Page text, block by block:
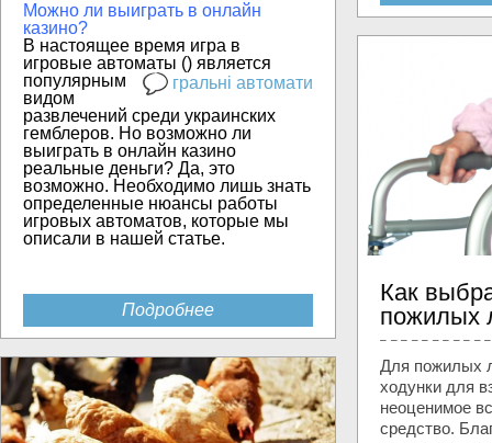
Можно ли выиграть в онлайн
казино?
В настоящее время игра в
игровые автоматы (
гральні автомати
) является
популярным
видом
развлечений среди украинских
гемблеров. Но возможно ли
выиграть в онлайн казино
реальные деньги? Да, это
возможно. Необходимо лишь знать
определенные нюансы работы
игровых автоматов, которые мы
описали в нашей статье.
Подробнее
Как
пожилых
Для пожилых
ходунки для
неоценимое
средство.